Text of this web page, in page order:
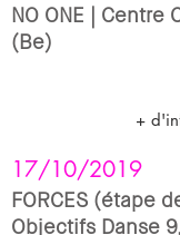
NO ONE | Centre
(Be)
+
17/10/2019
FORCES (étape
Objectifs Danse